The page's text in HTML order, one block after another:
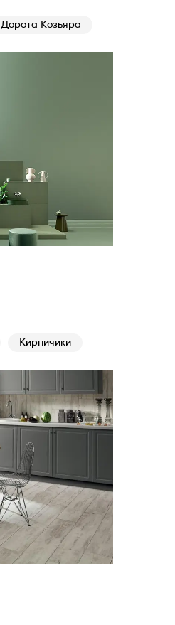
Дорота Козьяра
Кирпичики